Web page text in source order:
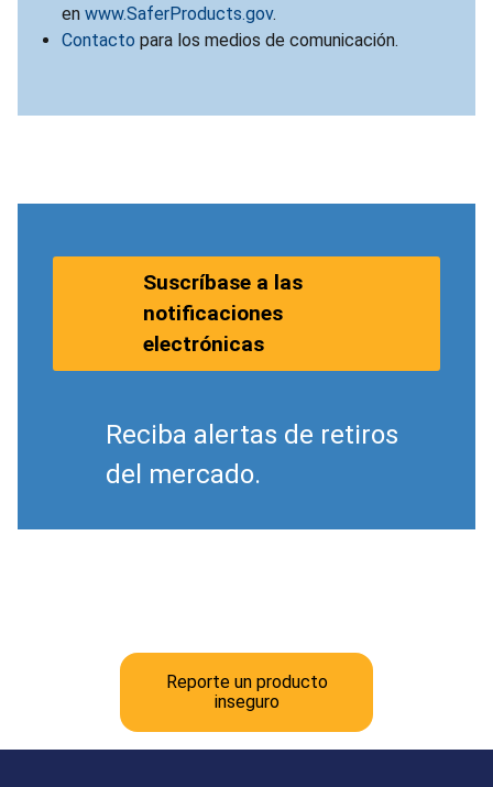
en www.SaferProducts.gov.
Contacto para los medios de comunicación.
Suscríbase a las
notificaciones
electrónicas
Reciba alertas de retiros
del mercado.
Reporte un producto
inseguro